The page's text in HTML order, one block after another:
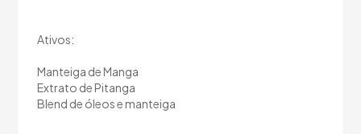
Ativos:
Manteiga de Manga
Extrato de Pitanga
Blend de óleos e manteiga